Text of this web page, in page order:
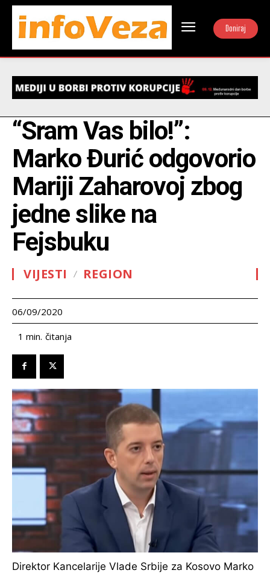
Doniraj
“Sram Vas bilo!”:
Marko Đurić odgovorio
Mariji Zaharovoj zbog
jedne slike na
Fejsbuku
VIJESTI REGION
06/09/2020
1 min. čitanja
Direktor Kancelarije Vlade Srbije za Kosovo Marko